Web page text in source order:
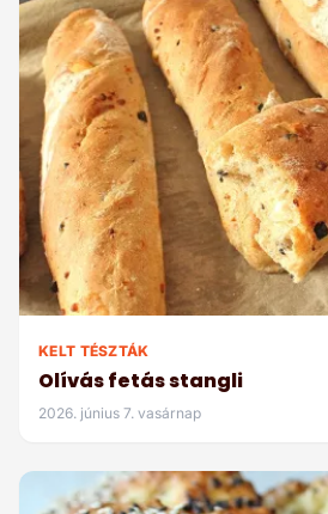
KELT TÉSZTÁK
Olívás fetás stangli
2026. június 7. vasárnap